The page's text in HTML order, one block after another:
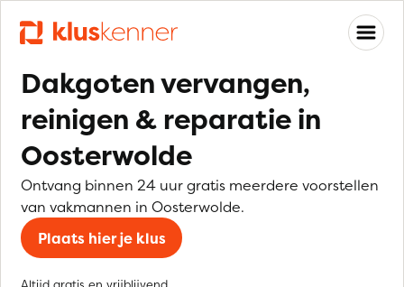
Dakgoten vervangen,
reinigen & reparatie in
Oosterwolde
Ontvang binnen 24 uur gratis meerdere voorstellen
van vakmannen in Oosterwolde.
Plaats hier je klus